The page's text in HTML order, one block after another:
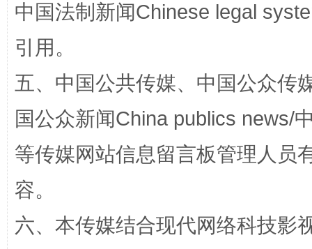
扯下公款旅游的“隐身衣” 如何以
中国法制新闻Chinese legal
引用。
五、中国公共传媒、中国公众传
国公众新闻China publics news/
等传媒网站信息留言板管理人员
容。
六、本传媒结合现代网络科技影